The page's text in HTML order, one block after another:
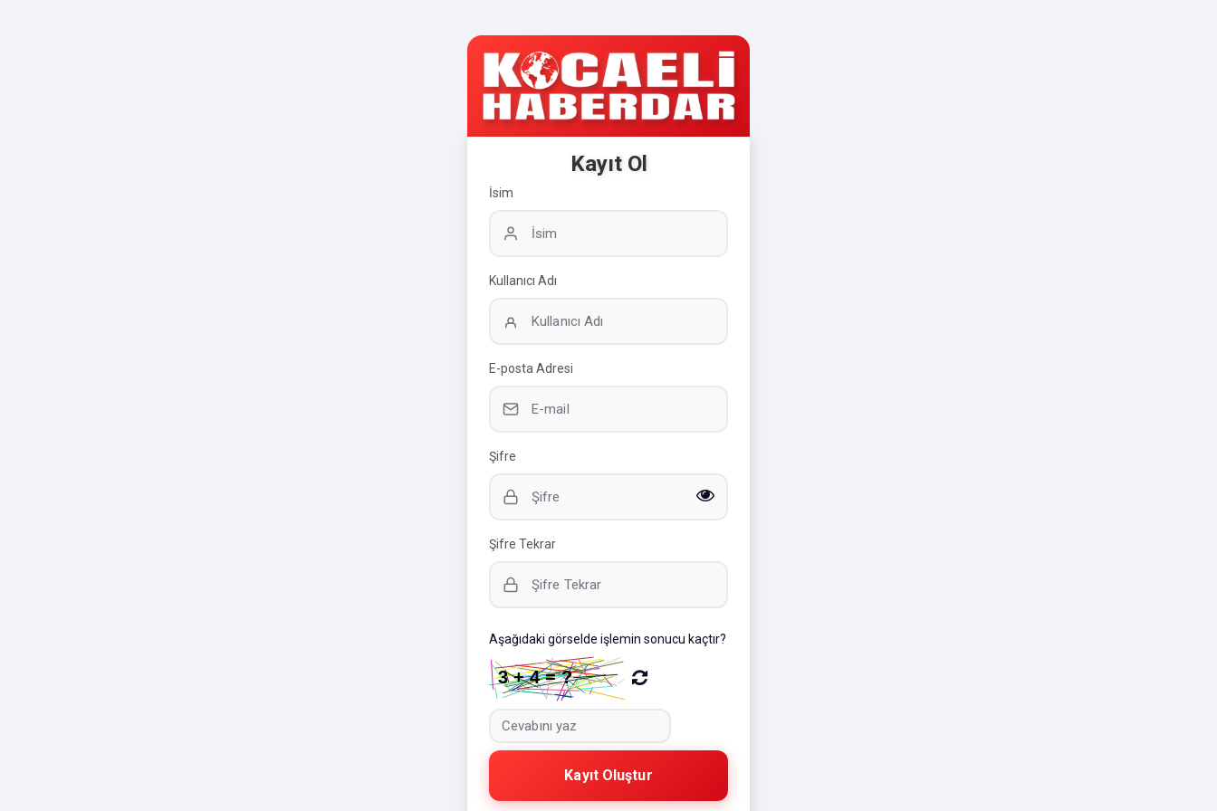
Kayıt Ol
İsim
Kullanıcı Adı
E-posta Adresi
Şifre
Şifre Tekrar
Aşağıdaki görselde işlemin sonucu kaçtır?
Kayıt Oluştur